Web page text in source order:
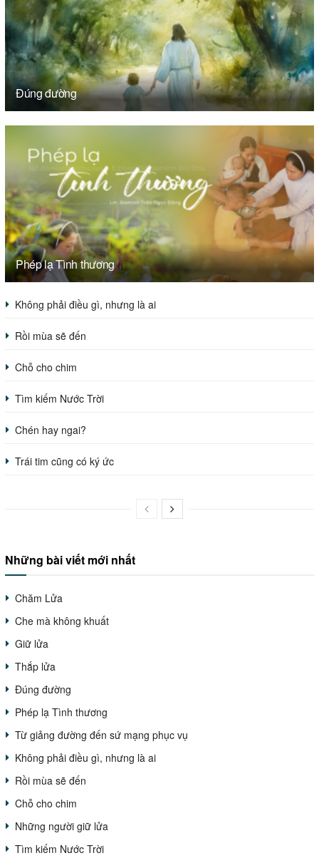
Đúng đường
Phép lạ Tình thương
Không phải điều gì, nhưng là ai
Rồi mùa sẽ đến
Chỗ cho chim
Tìm kiếm Nước Trời
Chén hay ngai?
Trái tim cũng có ký ức
Những bài viết mới nhất
Chăm Lửa
Che mà không khuất
Giữ lửa
Thắp lửa
Đúng đường
Phép lạ Tình thương
Từ giảng đường đến sứ mạng phục vụ
Không phải điều gì, nhưng là ai
Rồi mùa sẽ đến
Chỗ cho chim
Những người giữ lửa
Tìm kiếm Nước Trời